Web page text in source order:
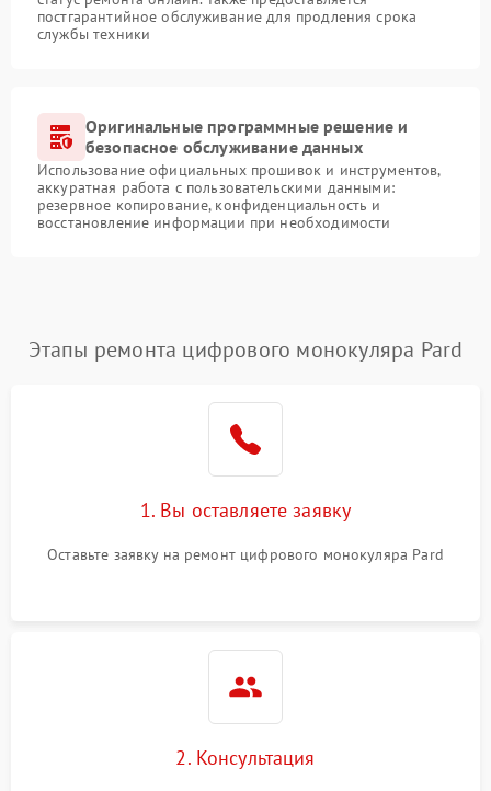
постгарантийное обслуживание для продления срока
службы техники
Оригинальные программные решение и
безопасное обслуживание данных
Использование официальных прошивок и инструментов,
аккуратная работа с пользовательскими данными:
резервное копирование, конфиденциальность и
восстановление информации при необходимости
Этапы ремонта цифрового монокуляра Pard
1. Вы оставляете заявку
Оставьте заявку на ремонт цифрового монокуляра Pard
2. Консультация